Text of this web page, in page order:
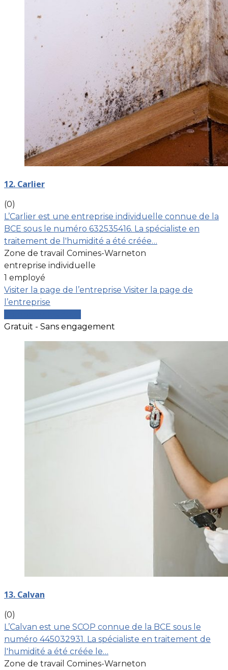
12. Carlier
(0)
L’Carlier est une entreprise individuelle connue de la
BCE sous le numéro 632535416. La spécialiste en
traitement de l'humidité a été créée…
Zone de travail Comines-Warneton
entreprise individuelle
1 employé
Visiter la page de l’entreprise Visiter la page de
l’entreprise
Gratuit - Sans engagement
13. Calvan
(0)
L’Calvan est une SCOP connue de la BCE sous le
numéro 445032931. La spécialiste en traitement de
l'humidité a été créée le…
Zone de travail Comines-Warneton